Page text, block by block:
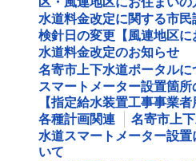
水道料金改定に関する市
検針日の変更【風連地区に
水道料金改定のお知らせ
名寄市上下水道ポータルに
スマートメーター設置箇
【指定給水装置工事事業者
各種計画関連
名寄市上
水道スマートメーター設
いて